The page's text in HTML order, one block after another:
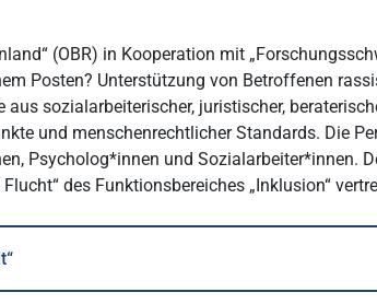
(OBR) in Kooperation mit
Posten? Unterstützung von Betroffenen
sozialarbeiterischer, juristischer,
und menschenrechtlicher Standards. Die
Psycholog*innen und Sozialarbeiter*innen.
des Funktionsbereiches „Inklusion“